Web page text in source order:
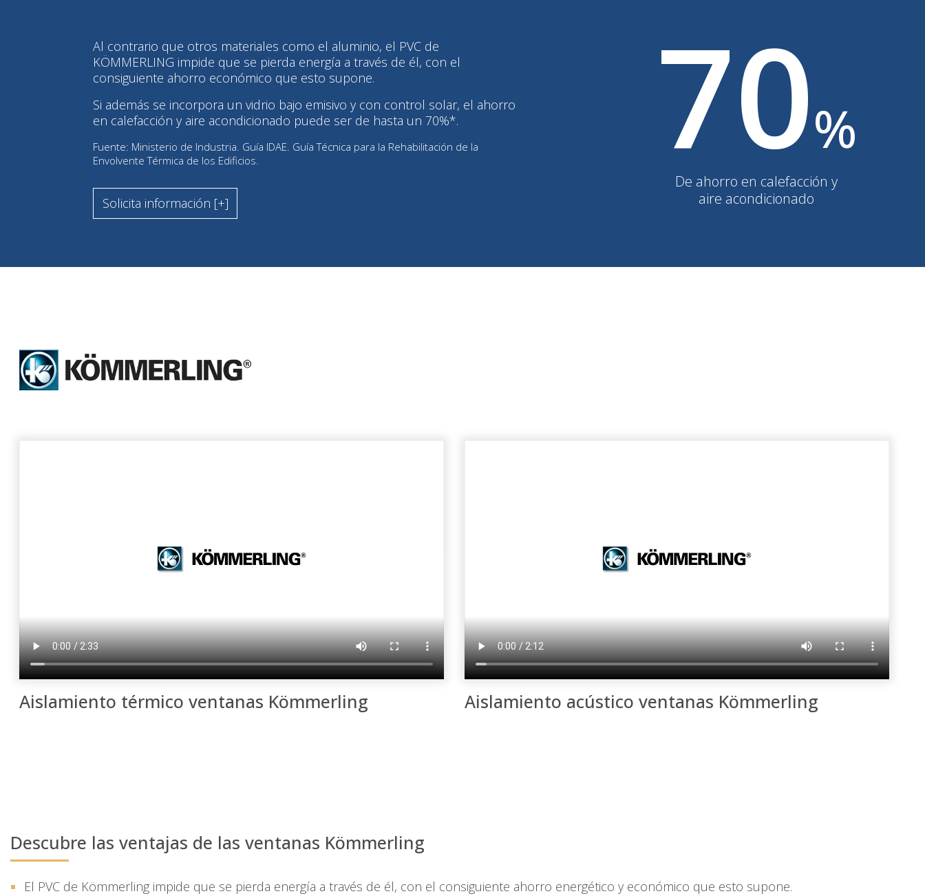
Al contrario que otros materiales como el aluminio, el PVC de
KÖMMERLING impide que se pierda energía a través de él, con el
consiguiente ahorro económico que esto supone.
Si además se incorpora un vidrio bajo emisivo y con control solar, el ahorro
en calefacción y aire acondicionado puede ser de hasta un 70%*.
Fuente: Ministerio de Industria. Guía IDAE. Guía Técnica para la Rehabilitación de la
Envolvente Térmica de los Edificios.
Solicita información [+]
70%
De ahorro en calefacción y
aire acondicionado
Aislamiento térmicoventanas Kömmerling Aislamiento acústicoventanas Kömmerling
Descubre las ventajas de las ventanas Kömmerling
El PVC de Kömmerling impide que se pierda energía a través de él, con el consiguiente ahorro energético y económico que esto supone.